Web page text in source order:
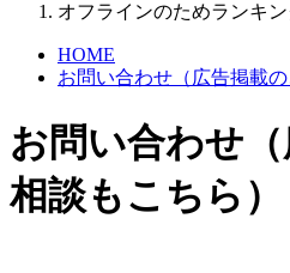
オフラインのためランキ
HOME
お問い合わせ（広告掲載の
お問い合わせ
相談もこちら）